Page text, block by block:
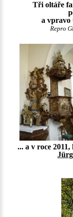
Tři oltáře
a vpravo
Repro
... a v roce